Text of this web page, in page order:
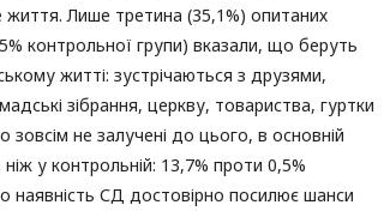
життя. Лише третина (35,1%) опитаних
контрольної групи) вказали, що беруть
житті: зустрічаються з друзями,
зібрання, церкву, товариства, гуртки
не залучені до цього, в основній
у контрольній: 13,7% проти 0,5%
наявність СД достовірно посилює шанси